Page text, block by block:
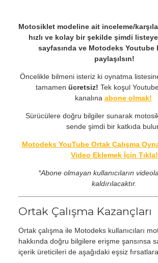
Motosiklet modeline ait inceleme/
hızlı ve kolay bir şekilde şimdi
sayfasında ve Motodeks Youtube
paylaşılsın!
Öncelikle bilmeni isteriz ki oynatma
tamamen ücretsiz! Tek koşul
kanalına abone olmak!
Sürücülere doğru bilgiler sunarak
sende şimdi bir katkıda
Motodeks YouTube Ortak Çalışma
Video Eklemek İçin Tıkla!
*Abone olmayan kullanıcıların
kaldırılacaktır.
Ortak Çalışma Kazançları
Ortak çalışma ile Motodeks kullanıcıları
hakkında doğru bilgilere erişme şansınsa
içerik üreticileri de aşağıdaki eşsiz